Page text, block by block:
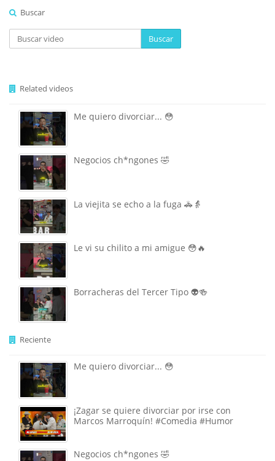
Buscar
Buscar
Related videos
Me quiero divorciar... 😳
Negocios ch*ngones 🤣
La viejita se echo a la fuga 🚓👵
Le vi su chilito a mi amigue 😳🔥
Borracheras del Tercer Tipo 👽🍻
Reciente
Me quiero divorciar... 😳
¡Zagar se quiere divorciar por irse con
Marcos Marroquín! #Comedia #Humor
Negocios ch*ngones 🤣